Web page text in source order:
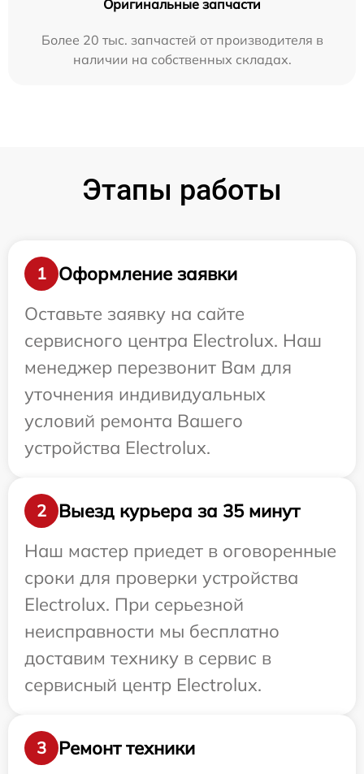
Оригинальные запчасти
Более 20 тыс. запчастей от производителя в
наличии на собственных складах.
Этапы работы
1
Оформление заявки
Оставьте заявку на сайте
сервисного центра Electrolux. Наш
менеджер перезвонит Вам для
уточнения индивидуальных
условий ремонта Вашего
устройства Electrolux.
2
Выезд курьера за 35 минут
Наш мастер приедет в оговоренные
сроки для проверки устройства
Electrolux. При серьезной
неисправности мы бесплатно
доставим технику в сервис в
сервисный центр Electrolux.
3 Ремонт техники